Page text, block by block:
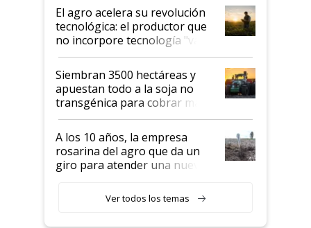
El agro acelera su revolución
tecnológica: el productor que
no incorpore tecnología "va a
perder el tren"
Siembran 3500 hectáreas y
apuestan todo a la soja no
transgénica para cobrar más
por tonelada: compraron un
semillero
A los 10 años, la empresa
rosarina del agro que da un
giro para atender una nueva
Ver todos los temas